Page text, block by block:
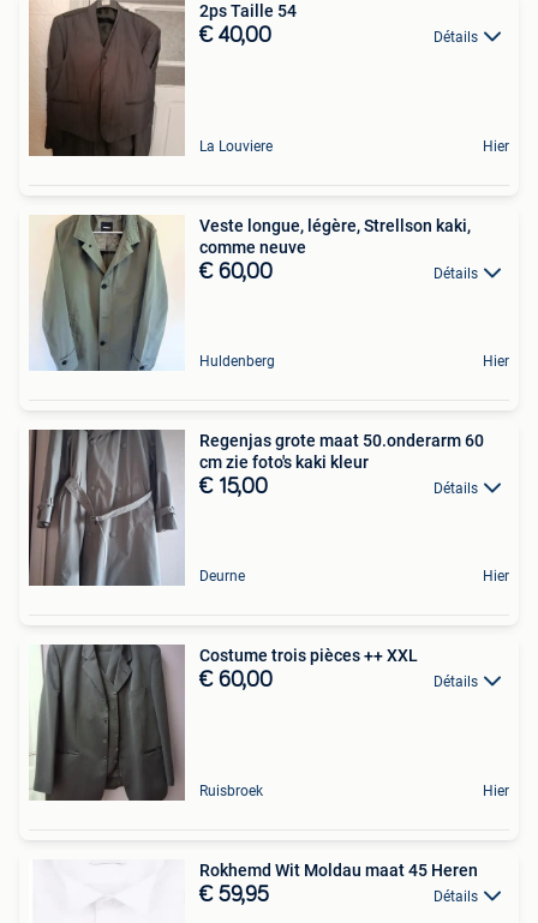
2ps Taille 54
€ 40,00 Détails
La Louviere Hier
Veste longue, légère, Strellson kaki,
comme neuve
€ 60,00 Détails
Huldenberg Hier
Regenjas grote maat 50.onderarm 60
cm zie foto's kaki kleur
€ 15,00 Détails
Deurne Hier
Costume trois pièces ++ XXL
€ 60,00 Détails
Ruisbroek Hier
Rokhemd Wit Moldau maat 45 Heren
€ 59,95 Détails